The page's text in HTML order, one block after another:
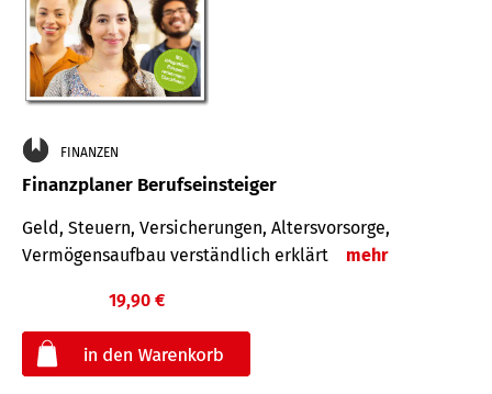
FINANZEN
Finanzplaner Berufseinsteiger
Geld, Steuern, Versicherungen, Altersvorsorge,
Vermögensaufbau verständlich erklärt
mehr
19,90 €